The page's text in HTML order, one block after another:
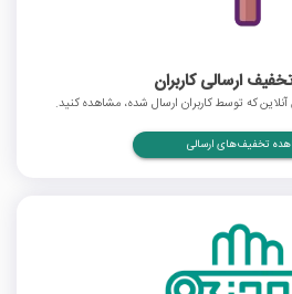
ارسالی کاربران
که توسط کاربران ارسال شده، مشاهده کنید.
تخفیف‌های ارسالی